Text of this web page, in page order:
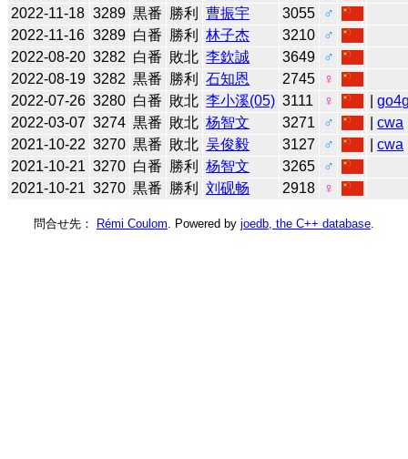
2022-11-18 3289 黒番 勝利 曹振宇 3055
♂
2022-11-16 3289 白番 勝利 林子杰 3210
♂
2022-08-20 3282 白番 敗北 李欽誠 3649
♂
2022-08-19 3282 黒番 勝利 石知恩 2745
♀
2022-07-26 3280 白番 敗北 李小溪(05) 3111 ♀ |
2022-03-07 3274 黒番 敗北 杨智文 3271 ♂ |cwa
2021-10-22 3270 黒番 敗北 吴俊毅 3127 ♂ |cwa
2021-10-21 3270 白番 勝利 杨智文 3265
♂
2021-10-21 3270 黒番 勝利 刘砚畅 2918 ♀
問合せ先： Rémi Coulom . Powered by joedb, the C++ database